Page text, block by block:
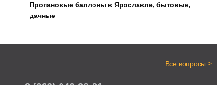
Пропановые баллоны в Ярославле, бытовые,
дачные
Все вопросы >